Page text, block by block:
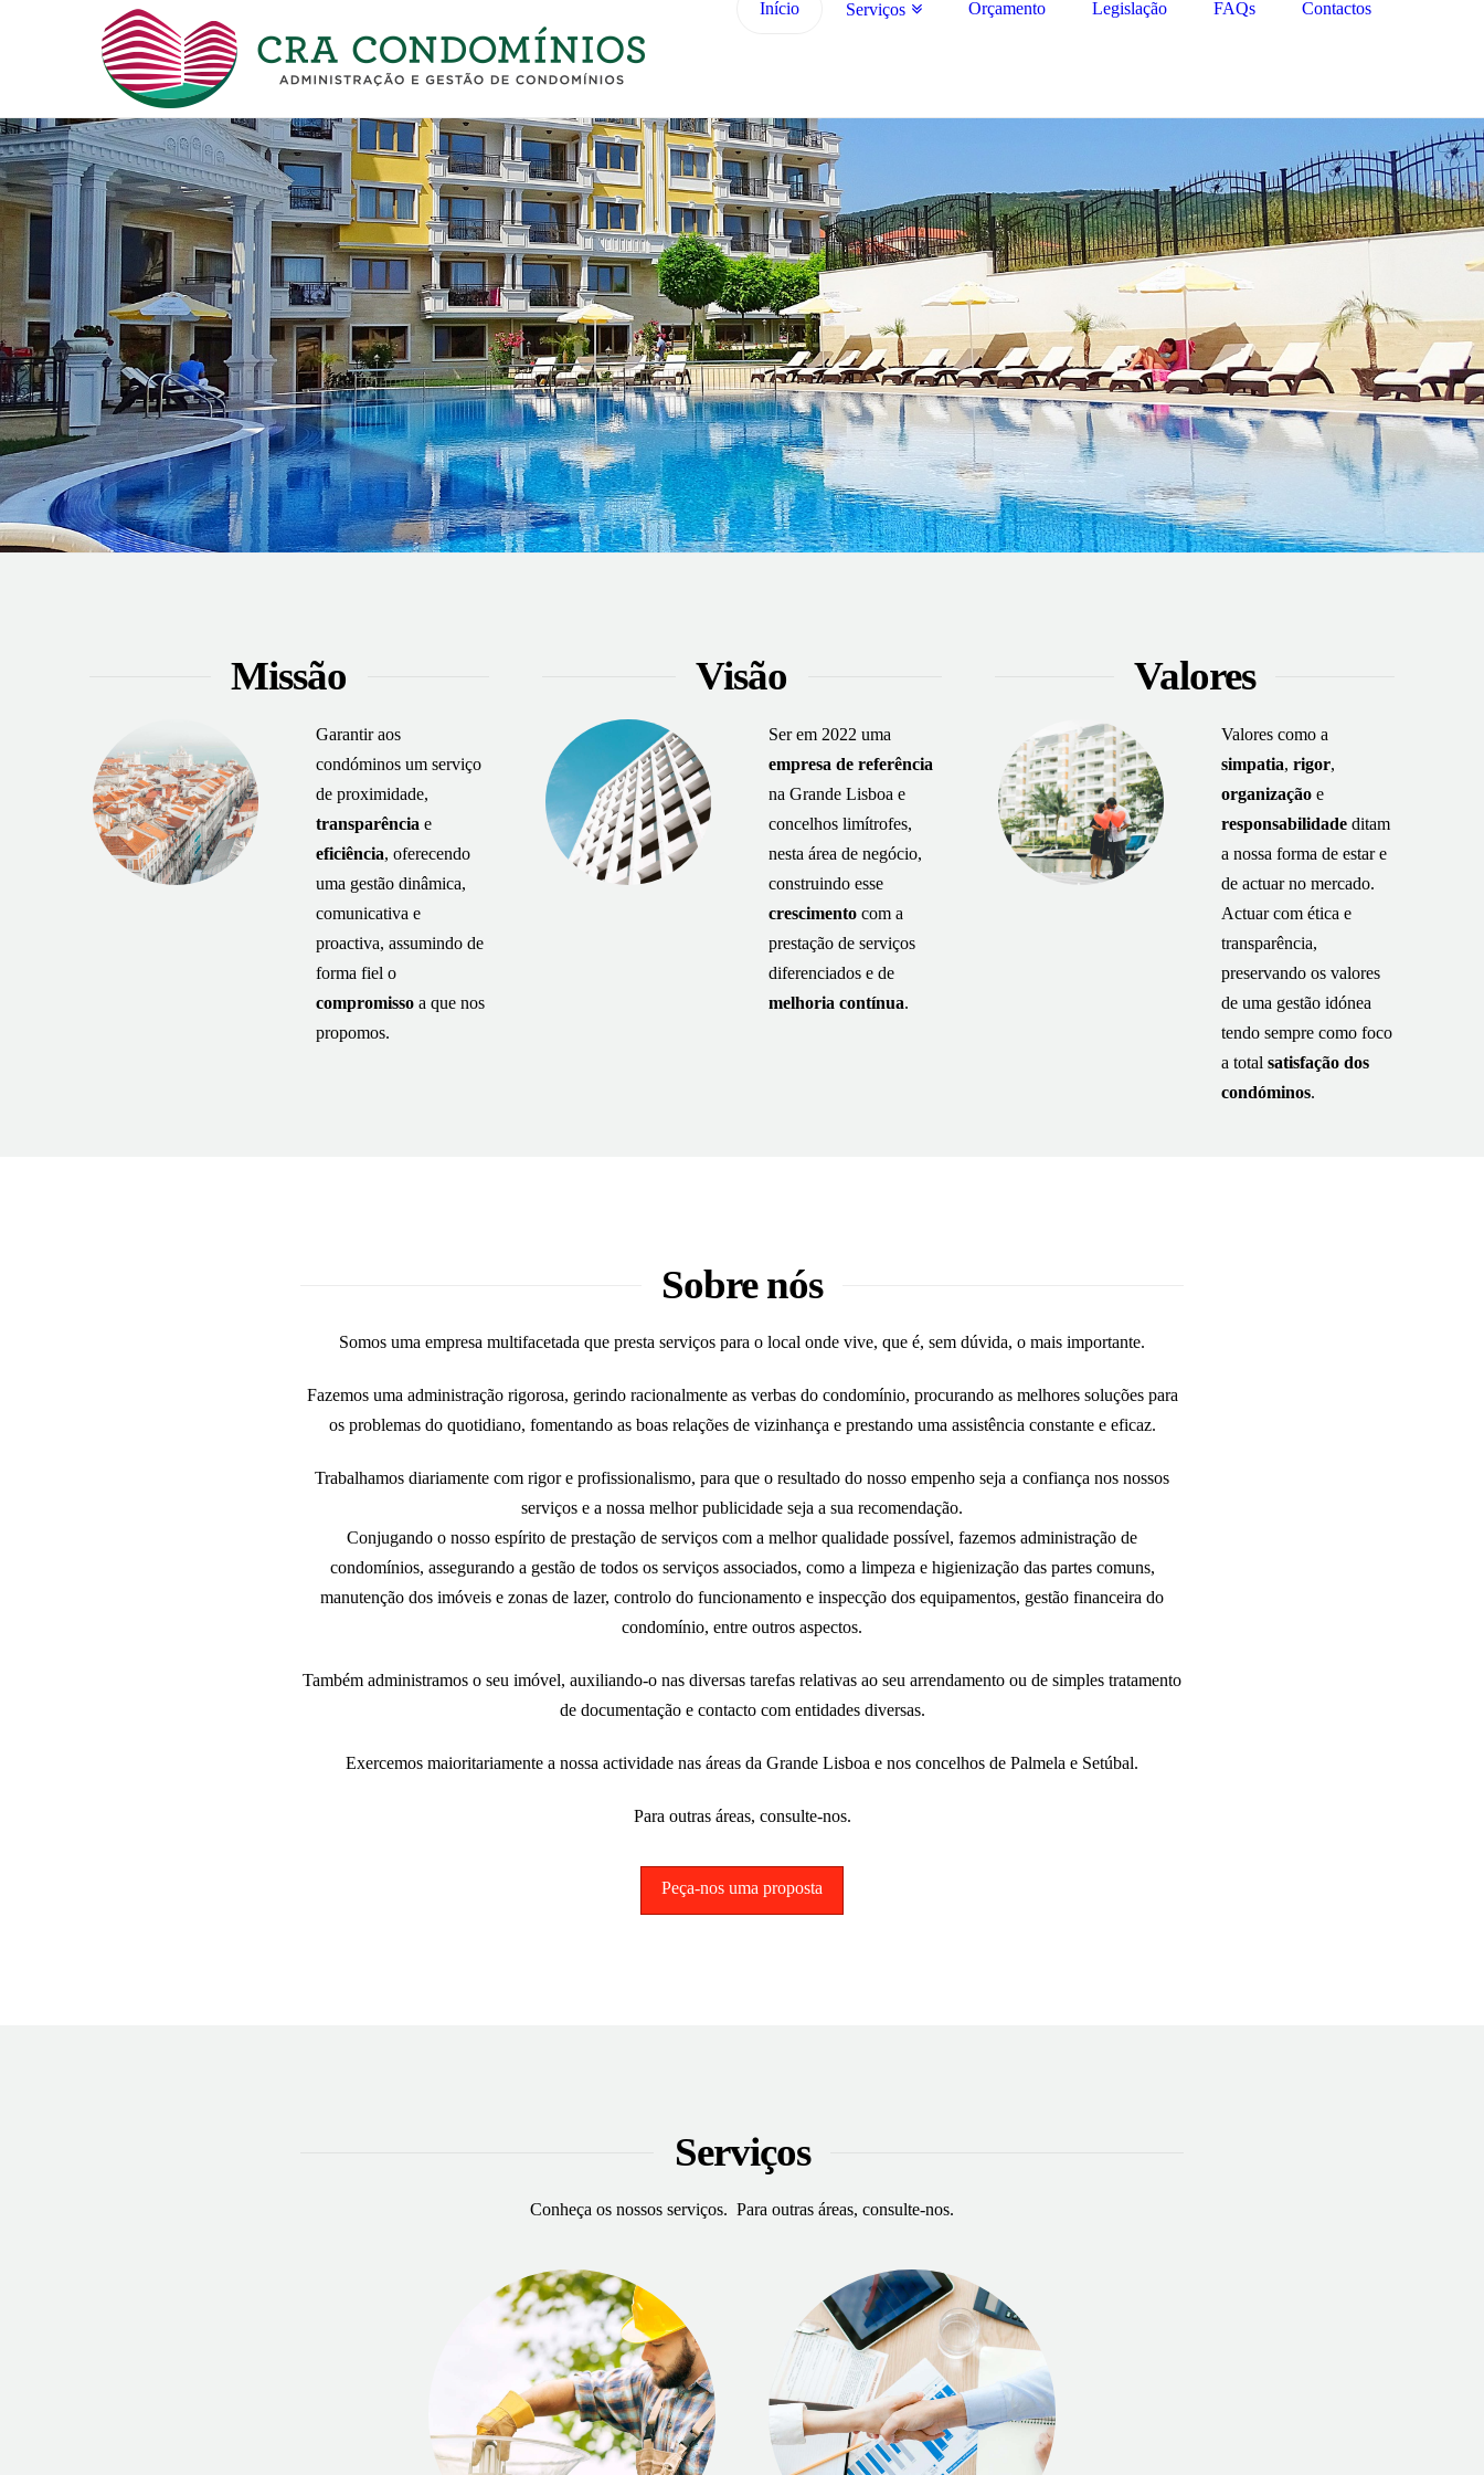
CRA
Condomínios
Início Serviços Orçamento Legislação FAQs Contactos
Missão Visão Valores
Garantir aos
condóminos um serviço
de proximidade,
transparência e
eficiência, oferecendo
uma gestão dinâmica,
comunicativa e
proactiva, assumindo de
forma fiel o
compromissoa que nos
propomos.
Ser em 2022 uma
empresa de referência
na Grande Lisboa e
concelhos limítrofes,
nesta área de negócio,
construindo esse
crescimentocom a
prestação de serviços
diferenciados e de
melhoria contínua.
Valores como a
simpatia, rigor,
organizaçãoe
responsabilidadeditam
a nossa forma de estar e
de actuar no mercado.
Actuar com ética e
transparência,
preservando os valores
de uma gestão idónea
tendo sempre como foco
a total satisfação dos
condóminos.
Sobre nós
Somos uma empresa multifacetada que presta serviços para o local onde vive, que é, sem dúvida, o mais importante.
Fazemos uma administração rigorosa, gerindo racionalmente as verbas do condomínio, procurando as melhores soluções para
os problemas do quotidiano, fomentando as boas relações de vizinhança e prestando uma assistência constante e eficaz.
Trabalhamos diariamente com rigor e profissionalismo, para que o resultado do nosso empenho seja a confiança nos nossos
serviços e a nossa melhor publicidade seja a sua recomendação.
Conjugando o nosso espírito de prestação de serviços com a melhor qualidade possível, fazemos administração de
condomínios, assegurando a gestão de todos os serviços associados, como a limpeza e higienização das partes comuns,
manutenção dos imóveis e zonas de lazer, controlo do funcionamento e inspecção dos equipamentos, gestão financeira do
condomínio, entre outros aspectos.
Também administramos o seu imóvel, auxiliando-o nas diversas tarefas relativas ao seu arrendamento ou de simples tratamento
de documentação e contacto com entidades diversas.
Exercemos maioritariamente a nossa actividade nas áreas da Grande Lisboa e nos concelhos de Palmela e Setúbal.
Para outras áreas, consulte-nos.
Peça-nos uma proposta
Serviços
Conheça os nossos serviços. Para outras áreas, consulte-nos.